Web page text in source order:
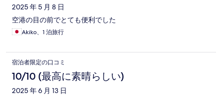
2025 年 5 月 8 日
空港の目の前でとても便利でした
Akiko、1 泊旅行
宿泊者限定の口コミ
10/10 (最高に素晴らしい)
2025 年 6 月 13 日